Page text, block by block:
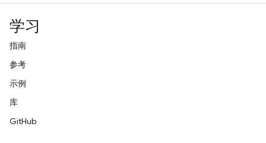
学习
指南
参考
示例
库
GitHub